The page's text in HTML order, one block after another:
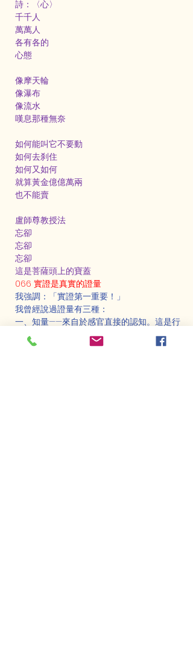
詩：〈心〉
千千人
萬萬人
各有各的
心態
像摩天輪
像瀑布
像流水
嘆息那種無奈
如何能叫它不要動
如何去刹住
如何又如何
就算黃金億億萬兩
也不能賣
盧師尊教授法
忘卻
忘卻
忘卻
這是菩薩頭上的寶蓋
066 實證是真實的證量
我強調：「實證第一重要！」
我曾經說過證量有三種：
一、知量——來自於感官直接的認知。這是行
者感官的覺受，透過覺受而認知，稱為知量。
（需要通過實修來證明）